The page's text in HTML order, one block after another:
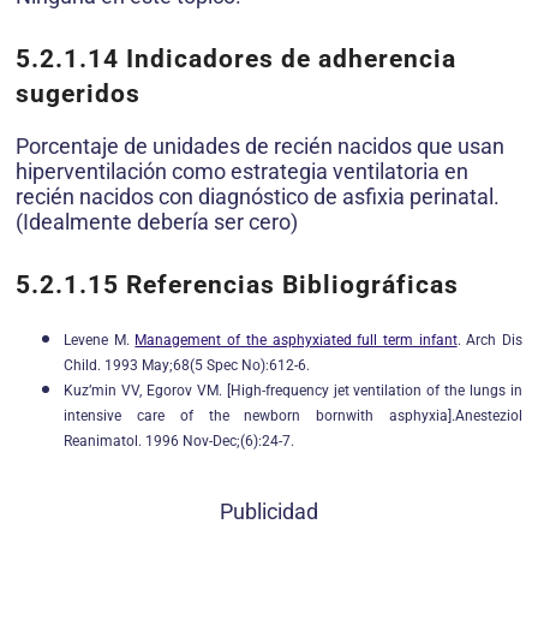
5.2.1.14 Indicadores de adherencia
sugeridos
Porcentaje de unidades de recién nacidos que usan
hiperventilación como estrategia ventilatoria en
recién nacidos con diagnóstico de asfixia perinatal.
(Idealmente debería ser cero)
5.2.1.15 Referencias Bibliográficas
Levene M. Management of the asphyxiated full term infant. Arch Dis
Child. 1993 May;68(5 Spec No):612-6.
Kuz’min VV, Egorov VM. [High-frequency jet ventilation of the lungs in
intensive care of the newborn bornwith asphyxia].Anesteziol
Reanimatol. 1996 Nov-Dec;(6):24-7.
Publicidad